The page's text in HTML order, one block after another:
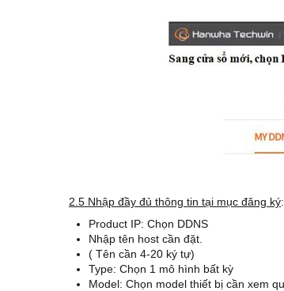
2.5 Nhập đầy đủ thông tin tại mục đăng ký:
Product IP: Chọn DDNS
Nhập tên host cần đặt.
( Tên cần 4-20 ký tự)
Type: Chọn 1 mô hình bất kỳ
Model: Chọn model thiết bị cần xem